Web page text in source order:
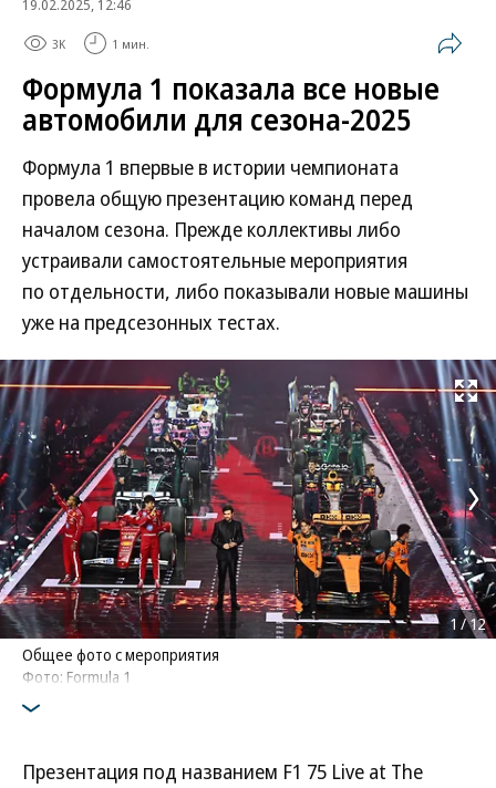
19.02.2025, 12:46
3K 1 мин.
Формула 1 показала все новые
автомобили для сезона-2025
Формула 1 впервые в истории чемпионата
провела общую презентацию команд перед
началом сезона. Прежде коллективы либо
устраивали самостоятельные мероприятия
по отдельности, либо показывали новые машины
уже на предсезонных тестах.
Развернуть
Общее фото с мероприятия
Фото: Formula 1
1/12
Презентация под названием F1 75 Live at The